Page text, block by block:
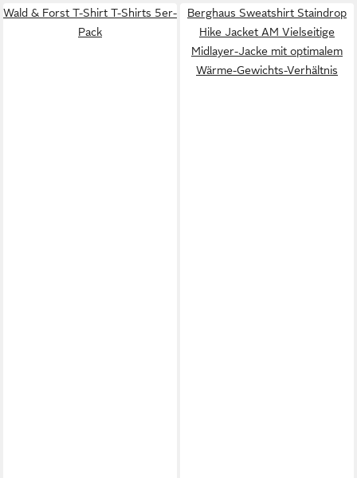
Wald & Forst T-Shirt T-Shirts 5er-
Pack
Berghaus Sweatshirt Staindrop
Hike Jacket AM Vielseitige
Midlayer-Jacke mit optimalem
Wärme-Gewichts-Verhältnis